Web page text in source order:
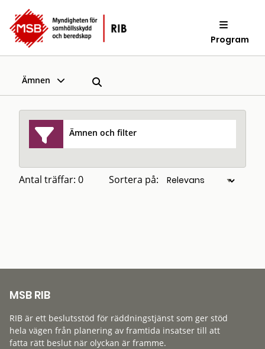
Program
Ämnen
Ämnen och filter
Antal träffar: 0 Sortera på:
MSB RIB
RIB är ett beslutsstöd för räddningstjänst som ger stöd
hela vägen från planering av framtida insatser till att
fatta rätt beslut när olyckan är framme.